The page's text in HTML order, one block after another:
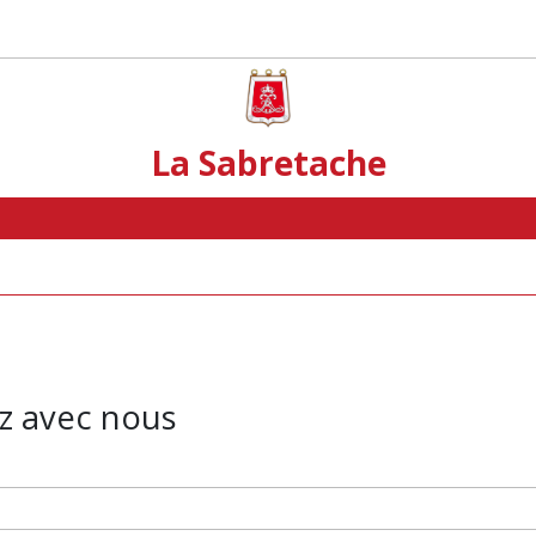
La Sabretache
avec nous